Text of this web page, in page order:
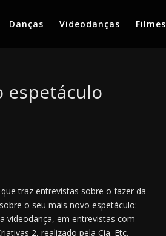
Danças Videodanças Filmes
espetáculo
traz entrevistas sobre o fazer da
o seu mais novo espetáculo:
videodança, em entrevistas com
2, realizado pela Cia. Etc.